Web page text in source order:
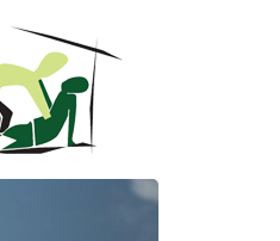
Nächstes